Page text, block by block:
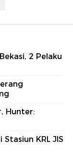
2 Pelaku
Hunter:
KRL JIS